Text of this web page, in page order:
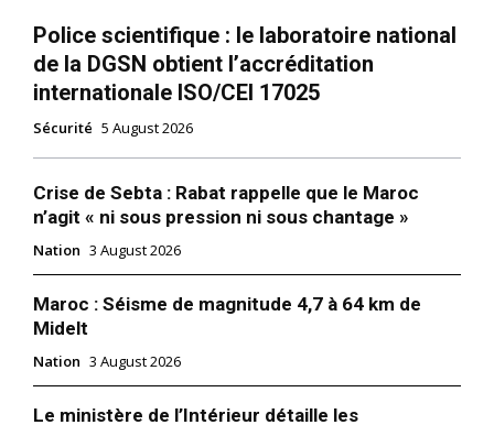
Police scientifique : le laboratoire national
de la DGSN obtient l’accréditation
internationale ISO/CEI 17025
Sécurité 5 August 2026
Crise de Sebta : Rabat rappelle que le Maroc
n’agit « ni sous pression ni sous chantage »
Nation 3 August 2026
Maroc : Séisme de magnitude 4,7 à 64 km de
Midelt
Nation 3 August 2026
Le ministère de l’Intérieur détaille les